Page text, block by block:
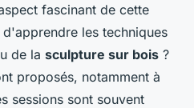
fascinant de cette
les techniques
de la sculpture sur bois ?
proposés, notamment à
sessions sont souvent